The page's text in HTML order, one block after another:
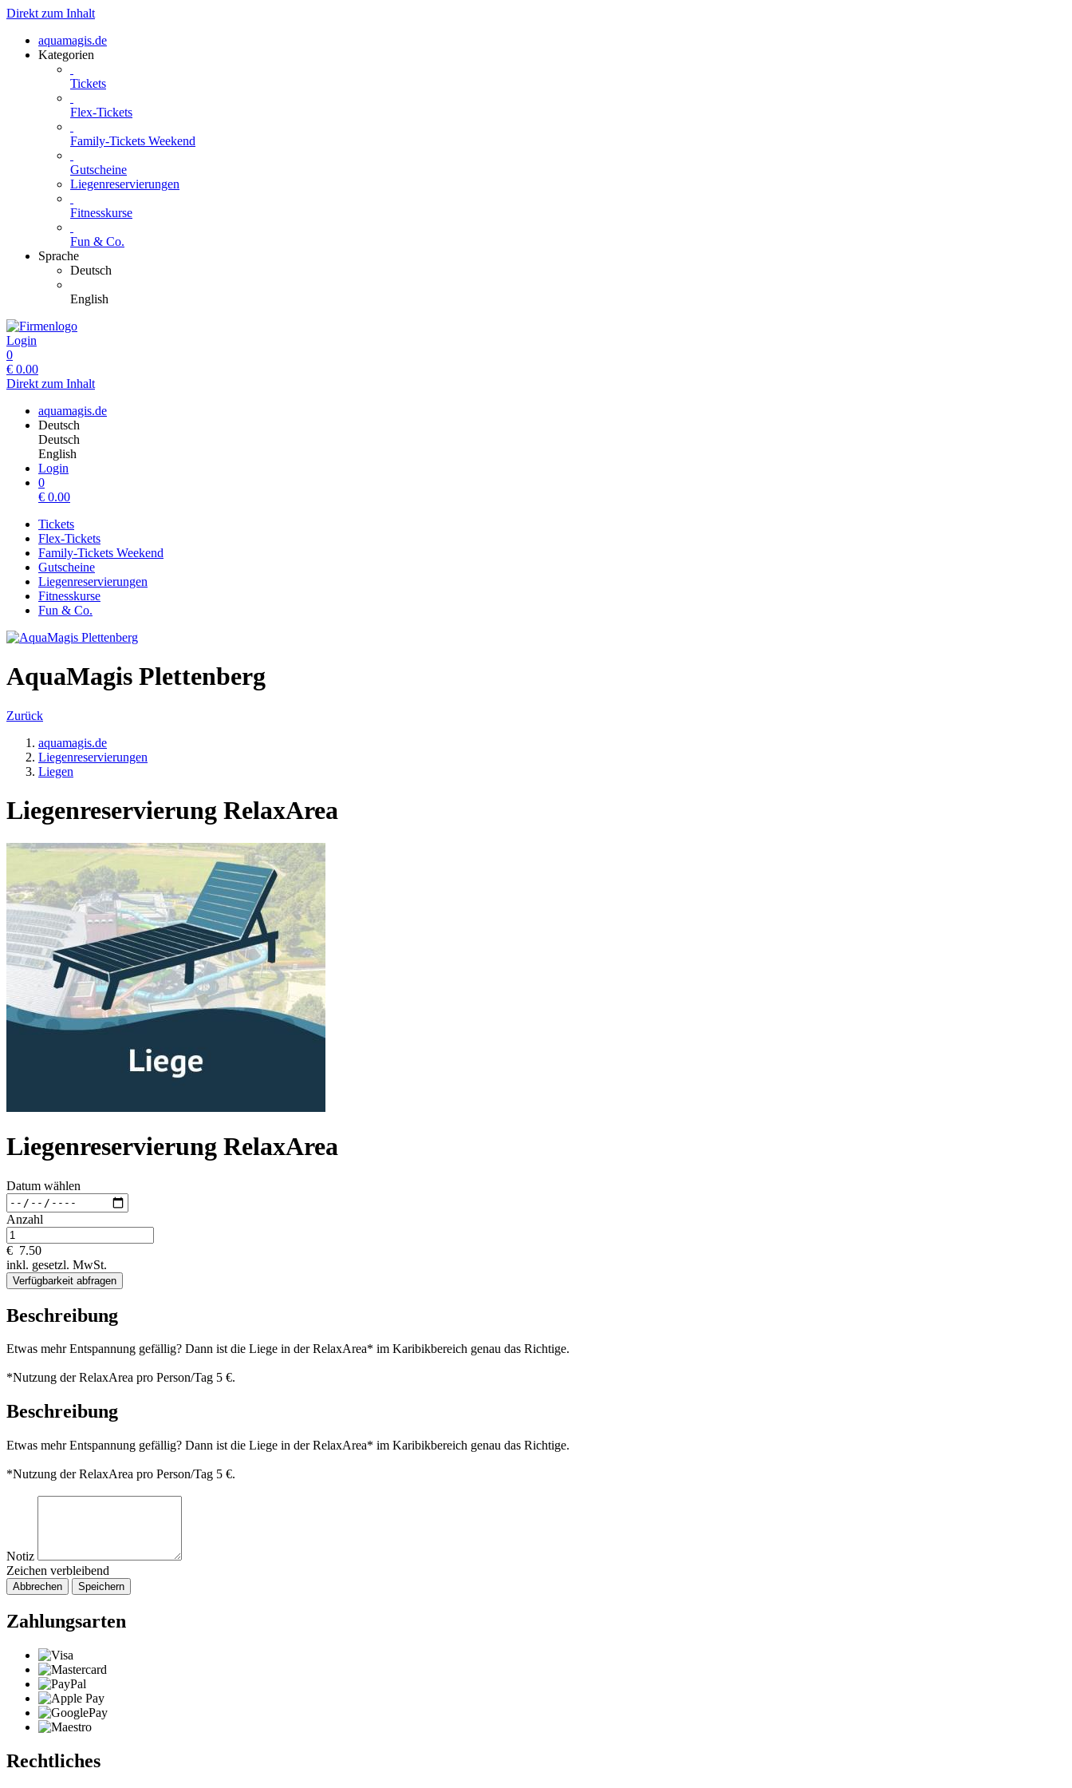
Direkt zum Inhalt
aquamagis.de
Kategorien
Tickets
Flex-Tickets
Family-Tickets Weekend
Gutscheine
Liegenreservierungen
Fitnesskurse
Fun & Co.
Sprache
Deutsch
English
Login
0
€ 0.00
Direkt zum Inhalt
aquamagis.de
Deutsch
Deutsch
English
Login
0
€ 0.00
Tickets
Flex-Tickets
Family-Tickets Weekend
Gutscheine
Liegenreservierungen
Fitnesskurse
Fun & Co.
AquaMagis Plettenberg
Zurück
aquamagis.de
Liegenreservierungen
Liegen
Liegenreservierung RelaxArea
Liegenreservierung RelaxArea
Datum wählen
Anzahl
€ 7.50
inkl. gesetzl. MwSt.
Verfügbarkeit abfragen
Beschreibung
Etwas mehr Entspannung gefällig? Dann ist die Liege in der RelaxArea* im Karibikbereich genau das Richtige.
*Nutzung der RelaxArea pro Person/Tag 5 €.
Beschreibung
Etwas mehr Entspannung gefällig? Dann ist die Liege in der RelaxArea* im Karibikbereich genau das Richtige.
*Nutzung der RelaxArea pro Person/Tag 5 €.
Notiz
Zeichen verbleibend
Abbrechen Speichern
Zahlungsarten
Rechtliches